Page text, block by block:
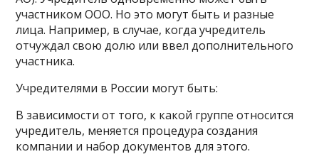
участником ООО. Но это могут быть и разные
лица. Например, в случае, когда учредитель
отчуждал свою долю или ввел дополнительного
участника.
Учредителями в России могут быть:
В зависимости от того, к какой группе относится
учредитель, меняется процедура создания
компании и набор документов для этого.